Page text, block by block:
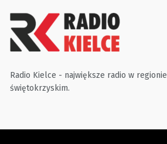
Radio Kielce - największe radio w regionie
świętokrzyskim.